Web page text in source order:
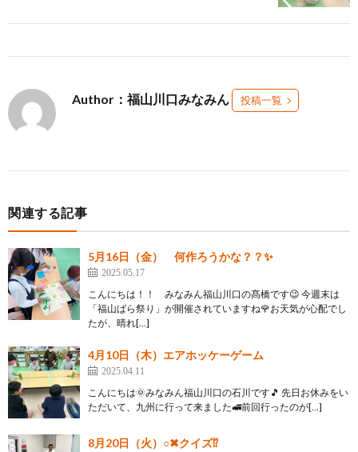
Author：福山川口みなみん 投稿一覧
関連する記事
5月16日（金） 何作ろうかな？？✨
2025.05.17
こんにちは！！ みなみん福山川口の髙橋です😉 今週末は
「福山ばら祭り」が開催されていますね🌹お天気が心配でし
たが、晴れ[…]
4月10日（木）エアホッケーゲーム
2025.04.11
こんにちは🌞みなみん福山川口の石川です🎵 先日お休みをい
ただいて、九州に行って来ました🚅前回行ったのが[…]
8月20日（火）○✖クイズ⁉